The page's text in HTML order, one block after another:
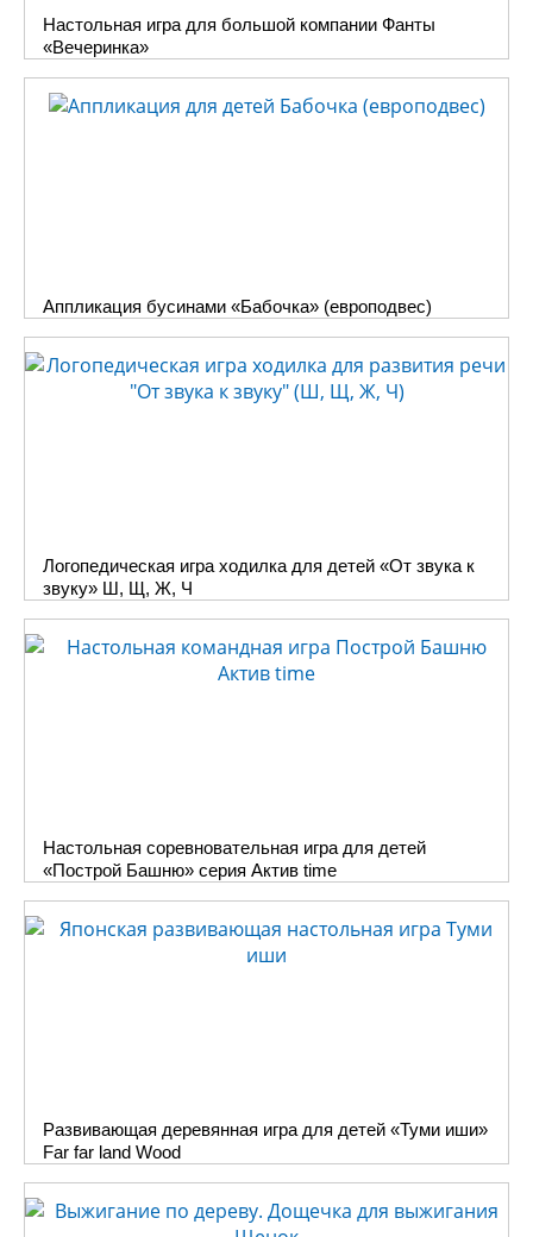
Настольная игра для большой компании Фанты
«Вечеринка»
Аппликация бусинами «Бабочка» (европодвес)
Логопедическая игра ходилка для детей «От звука к
звуку» Ш, Щ, Ж, Ч
Настольная соревновательная игра для детей
«Построй Башню» серия Актив time
Развивающая деревянная игра для детей «Туми иши»
Far far land Wood